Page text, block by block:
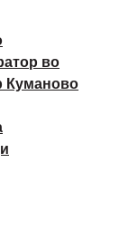
во
Куманово